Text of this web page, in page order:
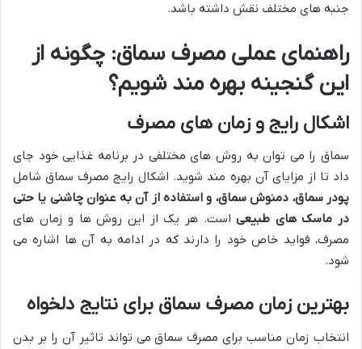
جنبه های مختلف نقش داشته باشد.
راهنمای عملی مصرف سماق: چگونه از
این گنجینه بهره مند شویم؟
اشکال رایج و زمان های مصرف
سماق را می توان به روش های مختلفی در برنامه غذایی خود جای
داد تا از مزایای آن بهره مند شوید. اشکال رایج مصرف سماق شامل
پودر سماق، دمنوش سماق، و استفاده از آن به عنوان چاشنی یا حتی
در ماسک های طبیعیاست. هر یک از این روش ها و زمان های
مصرف، فواید خاص خود را دارند که در ادامه به آن ها اشاره می
شود.
بهترین زمان مصرف سماق برای نتایج دلخواه
انتخاب زمان مناسب برای مصرف سماق می تواند تاثیر آن را بر بدن